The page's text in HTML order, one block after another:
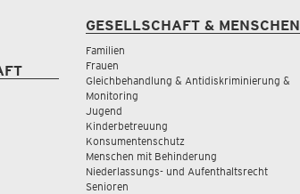
GESELLSCHAFT & MENSCHEN
Familien
Frauen
Gleichbehandlung & Antidiskriminierung &
Monitoring
Jugend
Kinderbetreuung
Konsumentenschutz
Menschen mit Behinderung
Niederlassungs- und Aufenthaltsrecht
Senioren